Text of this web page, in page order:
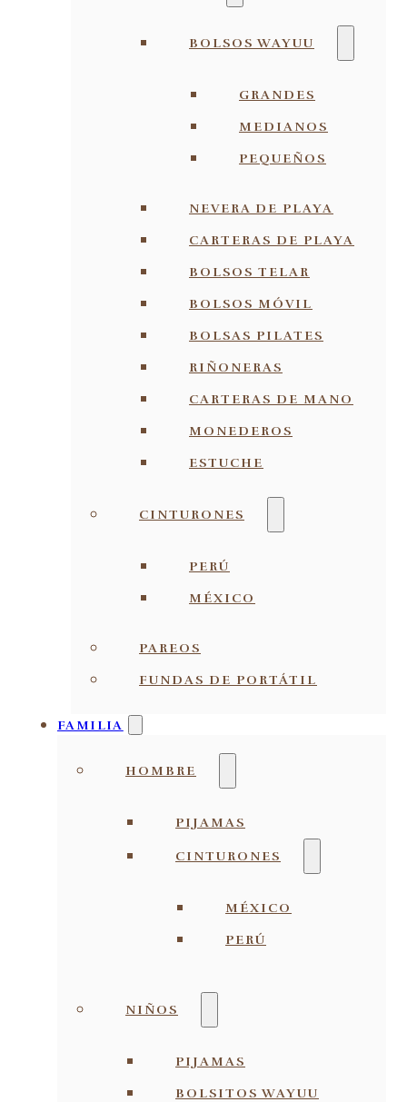
BOLSOS WAYUU
GRANDES
MEDIANOS
PEQUEÑOS
NEVERA DE PLAYA
CARTERAS DE PLAYA
BOLSOS TELAR
BOLSOS MÓVIL
BOLSAS PILATES
RIÑONERAS
CARTERAS DE MANO
MONEDEROS
ESTUCHE
CINTURONES
PERÚ
MÉXICO
PAREOS
FUNDAS DE PORTÁTIL
FAMILIA
HOMBRE
PIJAMAS
CINTURONES
MÉXICO
PERÚ
NIÑOS
PIJAMAS
BOLSITOS WAYUU